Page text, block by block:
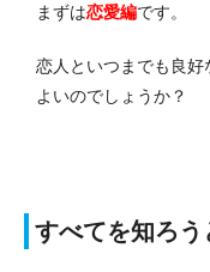
まずは恋愛編です。
恋人といつまでも良好
よいのでしょうか？
すべてを知ろう